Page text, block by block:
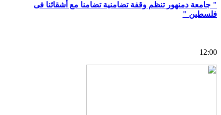
" جامعة دمنهور تنظم وقفة تضامنية تضامنا مع أشقائنا فى
فلسطين "
12:00